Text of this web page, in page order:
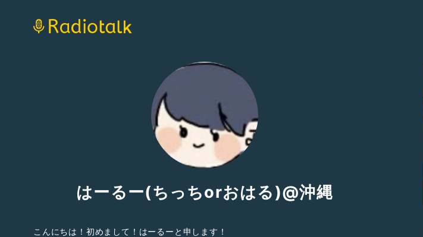
はーるー(ちっちorおはる)@沖縄
こんにちは！初めまして！はーるーと申します！